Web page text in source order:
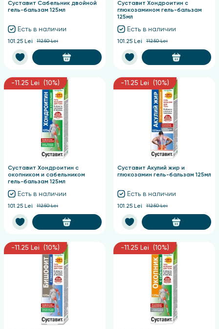
Суставит Сабельник двойной
гель-бальзам 125мл
Есть в наличии
101.25 Lei 112.50 Lei
Суставит Хондроитин с
глюкозамином гель-бальзам
125мл
Есть в наличии
101.25 Lei 112.50 Lei
-11.25 Lei (10%)
Суставит Хондроитин с
окопником и сабельником
гель-бальзам 125мл
Есть в наличии
101.25 Lei 112.50 Lei
-11.25 Lei (10%)
Суставит Акулий жир и
глюкозамин гель-бальзам 125мл
Есть в наличии
101.25 Lei 112.50 Lei
-11.25 Lei (10%) -11.25 Lei (10%)